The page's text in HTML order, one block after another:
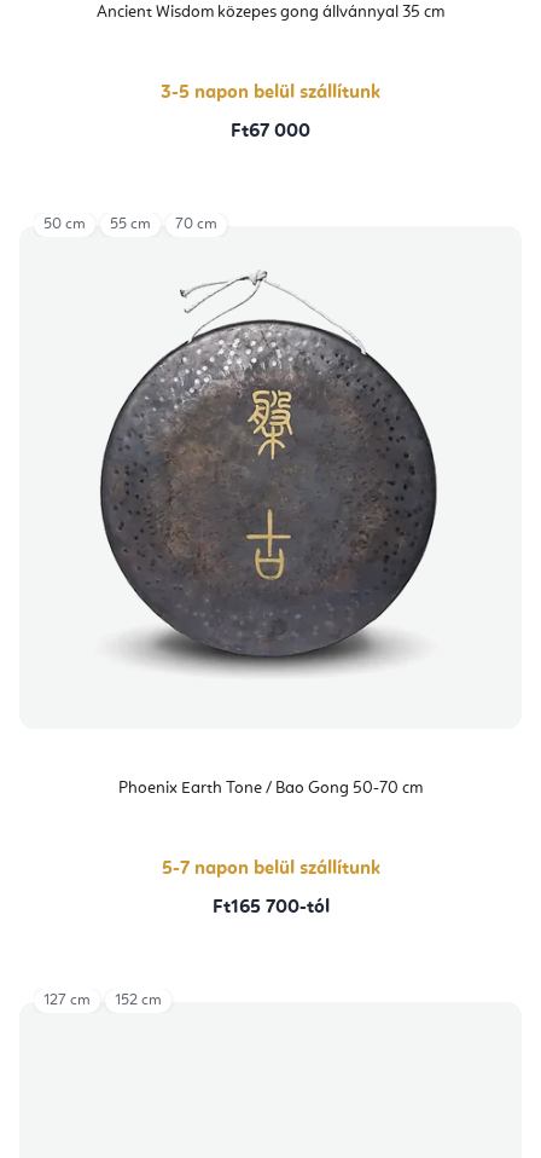
Ancient Wisdom közepes gong állvánnyal 35 cm
3-5 napon belül szállítunk
Ft67 000
Phoenix Earth Tone / Bao Gong 50-70 cm
5-7 napon belül szállítunk
Ft165 700-tól
50 cm 55 cm 70 cm
127 cm 152 cm